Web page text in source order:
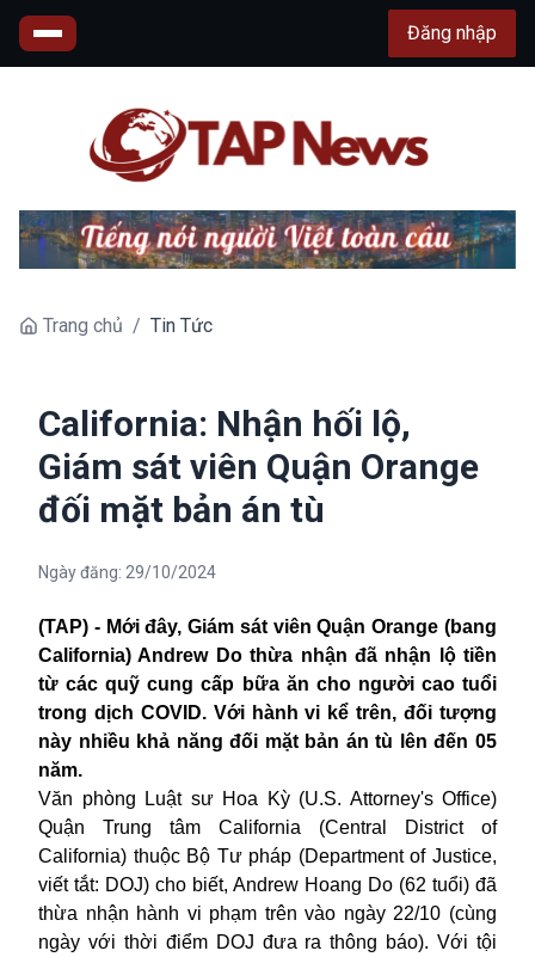
Đăng nhập
Trang chủ / Tin Tức
California: Nhận hối lộ,
Giám sát viên Quận Orange
đối mặt bản án tù
Ngày đăng: 29/10/2024
(TAP) - Mới đây,Giám sát viênQuận Orange (bang
California)Andrew Do thừa nhận đã nhận lộ tiền
từ các quỹ cung cấp bữa ăn cho người cao tuổi
trong dịch COVID. Với hành vi kể trên, đối tượng
này nhiều khả năng đối mặt bản án tù lên đến 05
năm.
Văn phòng Luật sư Hoa Kỳ (U.S. Attorney's Office)
Quận Trung tâm California (Central District of
California) thuộc Bộ Tư pháp (Department of Justice,
viết tắt: DOJ) cho biết, Andrew Hoang Do (62 tuổi) đã
thừa nhận hành vi phạm trên vào ngày 22/10 (cùng
ngày với thời điểm DOJ đưa ra thông báo). Với tội